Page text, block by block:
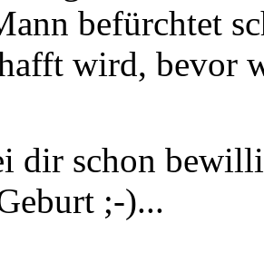
befürchtet
wird, bevor
dir schon
;-)...